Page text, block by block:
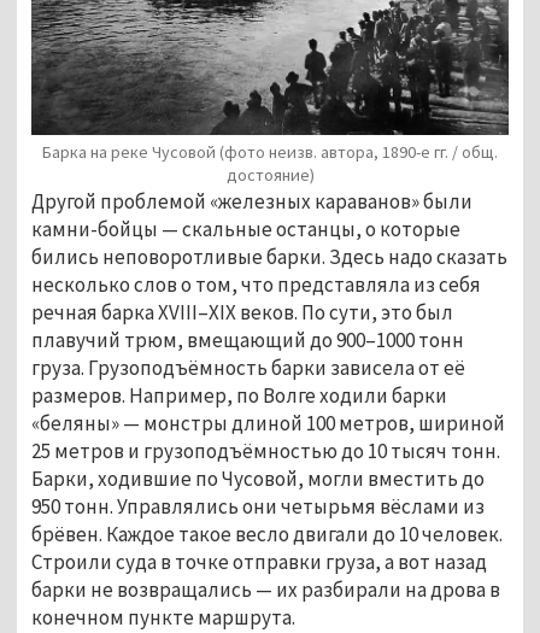
Барка на реке Чусовой (фото неизв. автора, 1890-е гг. / общ.
достояние)
Другой проблемой «железных караванов» были
камни-бойцы — скальные останцы, о которые
бились неповоротливые барки. Здесь надо сказать
несколько слов о том, что представляла из себя
речная барка XVIII–XIX веков. По сути, это был
плавучий трюм, вмещающий до 900–1000 тонн
груза. Грузоподъёмность барки зависела от её
размеров. Например, по Волге ходили барки
«беляны» — монстры длиной 100 метров, шириной
25 метров и грузоподъёмностью до 10 тысяч тонн.
Барки, ходившие по Чусовой, могли вместить до
950 тонн. Управлялись они четырьмя вёслами из
брёвен. Каждое такое весло двигали до 10 человек.
Строили суда в точке отправки груза, а вот назад
барки не возвращались — их разбирали на дрова в
конечном пункте маршрута.